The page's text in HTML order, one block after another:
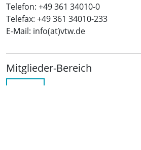
Telefon: +49 361 34010-0
Telefax: +49 361 34010-233
E-Mail: info(at)vtw.de
Mitglieder-Bereich